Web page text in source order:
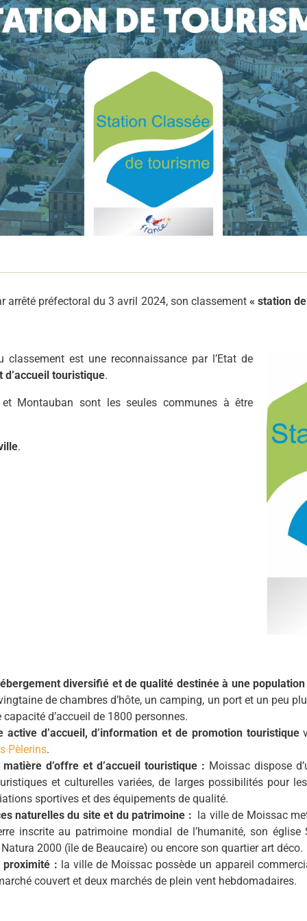
durable
Appels
arrêté préfectoral du 3 avril 2024, son classement « station
est une reconnaissance par l’Etat de
d’accueil touristique.
Montauban sont les seules communes à être
.
diversifié et de qualité destinée à une
de chambres d’hôte, un camping, un port et un peu
d’accueil de 1800 personnes.
active d’accueil, d’information et de promotion touristique
Pèlerins.
d’offre et d’accueil touristique : Moissac dispose
et culturelles variées, de larges possibilités pour
sportives et des équipements de qualité.
naturelles du site et du patrimoine : la ville de Moissac
inscrite au patrimoine mondial de l’humanité, son
2000 (île de Beaucaire) ou encore son quartier art déco.
proximité : la ville de Moissac possède un appareil
couvert et deux marchés de plein vent hebdomadaires.